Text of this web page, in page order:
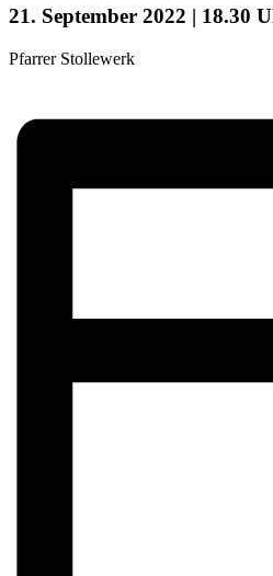
21. September 2022 | 18.30
Pfarrer Stollewerk